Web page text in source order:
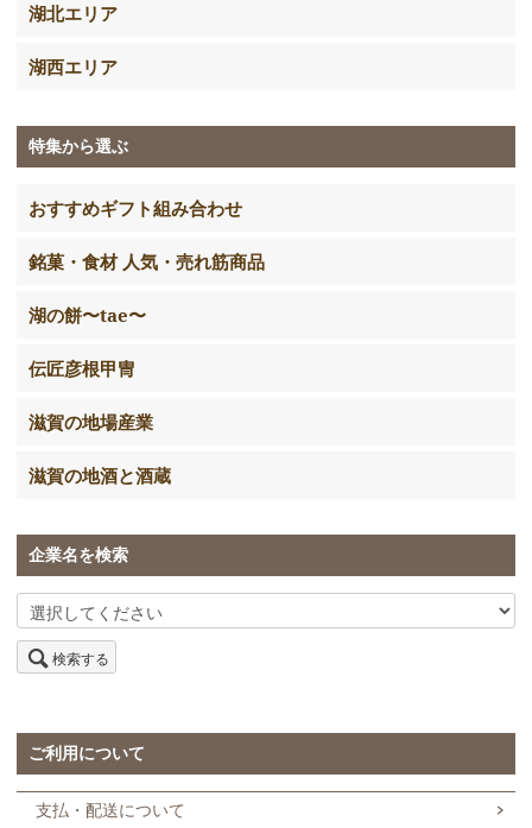
湖北エリア
湖西エリア
特集から選ぶ
おすすめギフト組み合わせ
銘菓・食材 人気・売れ筋商品
湖の餅〜tae〜
伝匠彦根甲冑
滋賀の地場産業
滋賀の地酒と酒蔵
企業名を検索
検索する
ご利用について
支払・配送について